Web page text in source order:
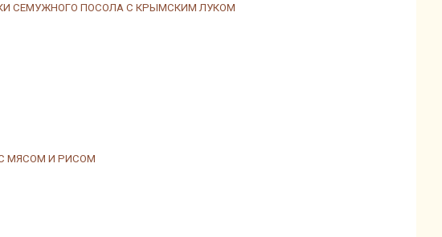
СЕМУЖНОГО ПОСОЛА С КРЫМСКИМ ЛУКОМ
МЯСОМ И РИСОМ